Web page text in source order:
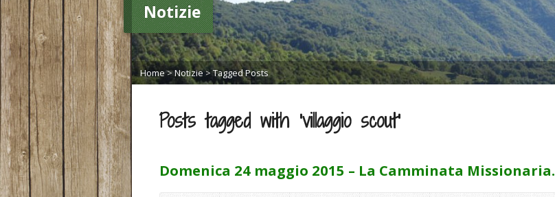
Notizie
Home>Notizie>Tagged Posts
Posts tagged with ‘villaggio scout’
Domenica 24 maggio 2015 – La Camminata Missionaria.